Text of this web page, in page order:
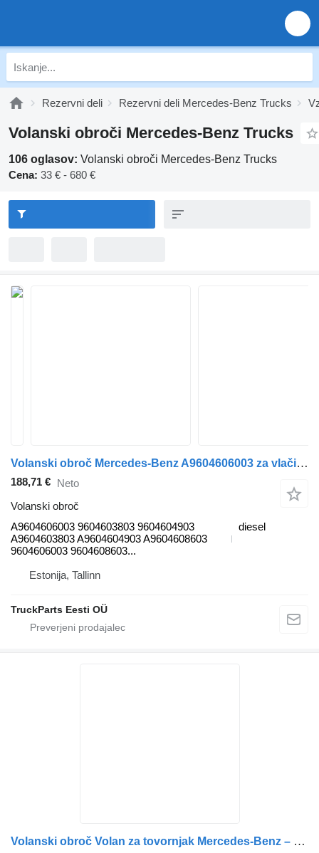
Rezervni deli Rezervni deli Mercedes-Benz Trucks
Volanski obroči Mercedes-Benz Trucks
106 oglasov: Volanski obroči Mercedes-Benz Trucks
Cena: 33 € - 680 €
Volanski obroč Mercedes-Benz A9604606003 za vlačilec Mercedes-Benz Actros MP5 (2019-)
188,71 € Neto
Volanski obroč
A9604606003 9604603803 9604604903
A9604603803 A9604604903 A9604608603
9604606003 9604608603...
diesel
Estonija, Tallinn
TruckParts Eesti OÜ
Volanski obroč Volan za tovornjak Mercedes-Benz – Coduri A9604602203, A9604602803, A9604640131